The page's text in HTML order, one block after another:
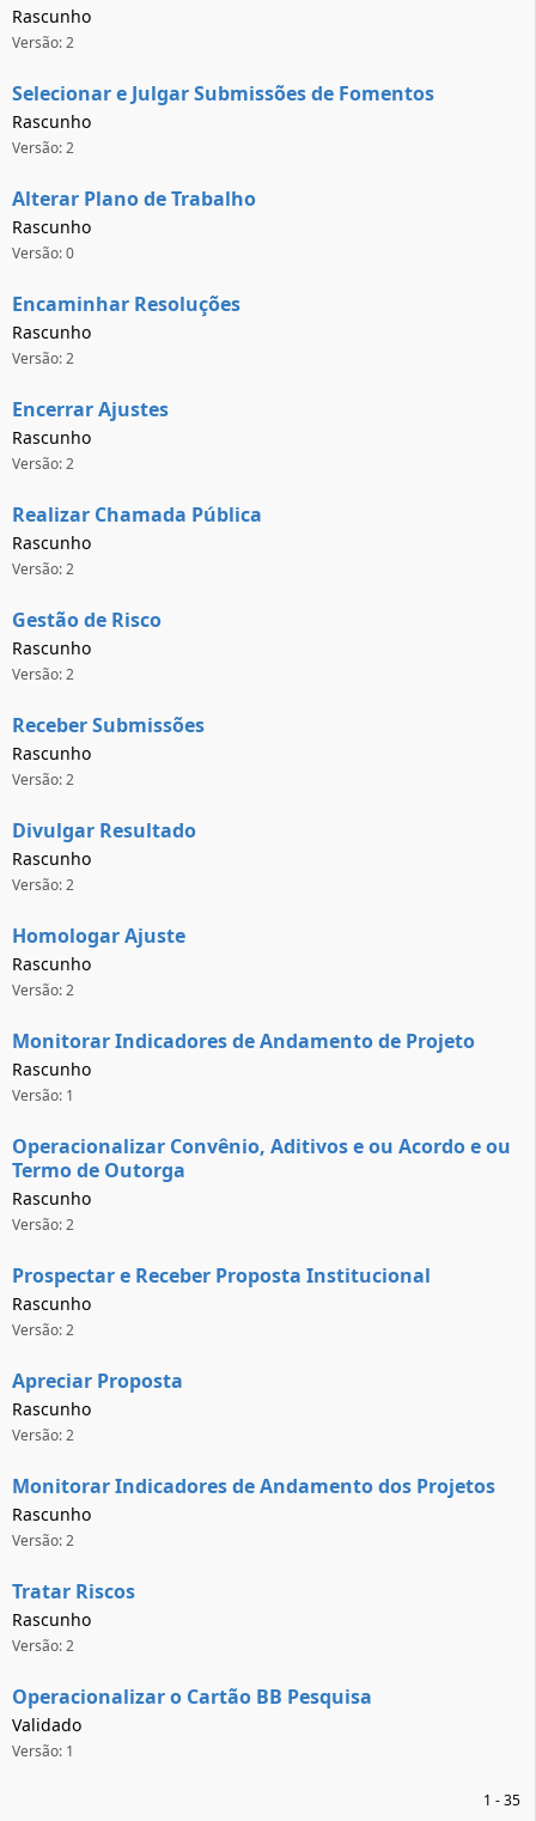
Rascunho
Versão: 2
Selecionar e Julgar Submissões de Fomentos
Rascunho
Versão: 2
Alterar Plano de Trabalho
Rascunho
Versão: 0
Encaminhar Resoluções
Rascunho
Versão: 2
Encerrar Ajustes
Rascunho
Versão: 2
Realizar Chamada Pública
Rascunho
Versão: 2
Gestão de Risco
Rascunho
Versão: 2
Receber Submissões
Rascunho
Versão: 2
Divulgar Resultado
Rascunho
Versão: 2
Homologar Ajuste
Rascunho
Versão: 2
Monitorar Indicadores de Andamento de Projeto
Rascunho
Versão: 1
Operacionalizar Convênio, Aditivos e ou Acordo e ou
Termo de Outorga
Rascunho
Versão: 2
Prospectar e Receber Proposta Institucional
Rascunho
Versão: 2
Apreciar Proposta
Rascunho
Versão: 2
Monitorar Indicadores de Andamento dos Projetos
Rascunho
Versão: 2
Tratar Riscos
Rascunho
Versão: 2
Operacionalizar o Cartão BB Pesquisa
Validado
Versão: 1
1 - 35